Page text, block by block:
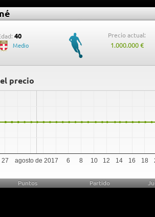
40
Medio
Precio actual:
1.000.000 €
precio
agosto de 2017
27 6 8 10 12 14 16 18
Puntos Partido